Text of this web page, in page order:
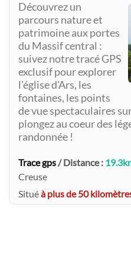
Découvrez un
parcours nature et
patrimoine aux portes
du Massif central :
suivez notre tracé GPS
exclusif pour explorer
l'église d'Ars, les
fontaines, les points
de vue spectaculaires
plongez au coeur des
randonnée !
Trace gps/ Distance :
Creuse
Situéà plus de 50